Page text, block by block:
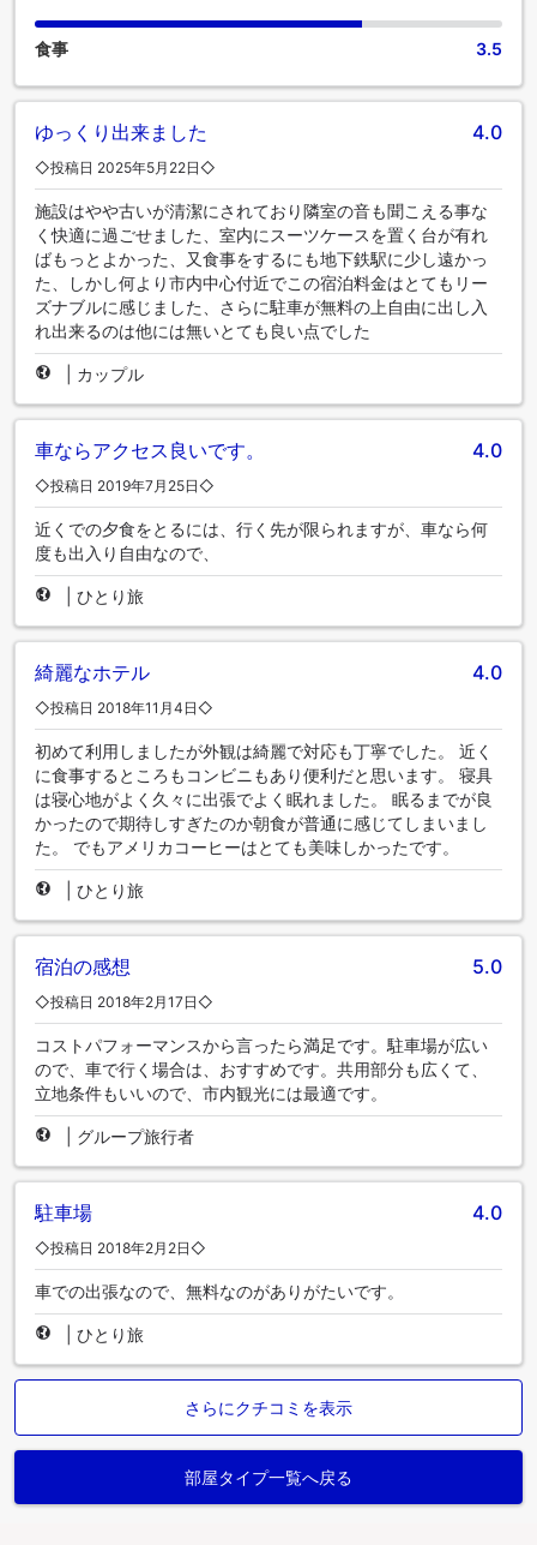
食事 3.5
ゆっくり出来ました 4.0
◇投稿日 2025年5月22日◇
施設はやや古いが清潔にされており隣室の音も聞こえる事な
く快適に過ごせました、室内にスーツケースを置く台が有れ
ばもっとよかった、又食事をするにも地下鉄駅に少し遠かっ
た、しかし何より市内中心付近でこの宿泊料金はとてもリー
ズナブルに感じました、さらに駐車が無料の上自由に出し入
れ出来るのは他には無いとても良い点でした
カップル
車ならアクセス良いです。 4.0
◇投稿日 2019年7月25日◇
近くでの夕食をとるには、行く先が限られますが、車なら何
度も出入り自由なので、
ひとり旅
綺麗なホテル 4.0
◇投稿日 2018年11月4日◇
初めて利用しましたが外観は綺麗で対応も丁寧でした。 近く
に食事するところもコンビニもあり便利だと思います。 寝具
は寝心地がよく久々に出張でよく眠れました。 眠るまでが良
かったので期待しすぎたのか朝食が普通に感じてしまいまし
た。 でもアメリカコーヒーはとても美味しかったです。
ひとり旅
宿泊の感想 5.0
◇投稿日 2018年2月17日◇
コストパフォーマンスから言ったら満足です。駐車場が広い
ので、車で行く場合は、おすすめです。共用部分も広くて、
立地条件もいいので、市内観光には最適です。
グループ旅行者
駐車場 4.0
◇投稿日 2018年2月2日◇
車での出張なので、無料なのがありがたいです。
ひとり旅
さらにクチコミを表示
部屋タイプ一覧へ戻る